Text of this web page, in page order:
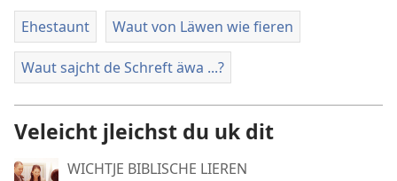
Ehestaunt Waut von Läwen wie fieren
Waut sajcht de Schreft äwa ...?
Veleicht jleichst du uk dit
WICHTJE BIBLISCHE LIEREN